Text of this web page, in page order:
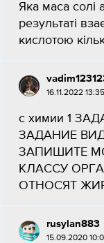
Яка маса солі
результаті
кислотою
16.11.2022 13:35
с химии 1
ЗАДАНИЕ
ЗАПИШИТЕ
КЛАССУ
ОТНОСЯТ
rusylan883
15.09.2020